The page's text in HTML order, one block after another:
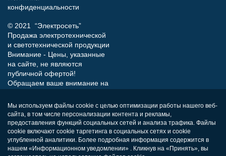
конфиденциальности
© 2021 “Электросеть”
Продажа электротехнической
и светотехнической продукции
Внимание - Цены, указанные
на сайте, не являются
публичной офертой!
Обращаем ваше внимание на
носит исключительно
информационный характер и
ни при каких условиях не
является публичной офертой,
определяемой положениями
Статьи 437 (п.2) Гражданского
Мы используем файлы cookie с целью оптимизации работы нашего веб-
сайта, в том числе персонализации контента и рекламы,
предоставления функций социальных сетей и анализа трафика. Файлы
cookie включают cookie таргетинга в социальных сетях и cookie
углубленной аналитики. Более подробная информация содержится в
нашем «Информационном уведомлении» . Кликнув на «Принять», вы